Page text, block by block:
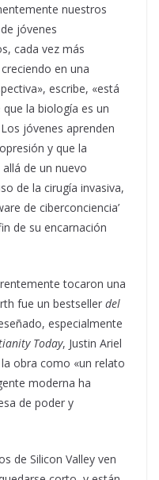
nuestros
jóvenes
cada vez más
en una
escribe, «está
la biología es un
jóvenes aprenden
y que la
de un nuevo
de la cirugía invasiva,
de ciberconciencia’
de su encarnación
tocaron una
fue un bestseller del
especialmente
Today, Justin Ariel
obra como «un relato
moderna ha
de poder y
de Silicon Valley ven